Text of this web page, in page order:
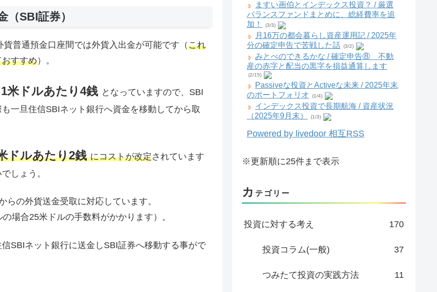
SBI証券）
普通預金口座間では外貨入出金が可能です（これ
すすめ）。
1米ドルあたり4銭 となっていますので、SBI
一旦住信SBIネット銀行へ資金を移動してから取
ドルあたり2銭にコストが改定されています
しょう。
の外貨送金受取に対応しています。
場合25米ドルの手数料がかかります）。
SBIネット銀行に送金しSBI証券へ移動する事がで
ますい画伯とインデックス投資？ / 厳選
バランスファンドまとめに、総経費率を追
加！
(3/3)
月16万の都会暮らし資産運用記 / 2025年
分の確定申告で苦戦した話 (3/2)
みとべのできるかな / 確定申告⑧ 不動
産の赤字と配当の黒字を損益通算します
(2/15)
Passiveな投資とActiveな未来 / 2025年末
のポートフォリオ
(1/4)
インデックス投資で長期航海 / 資産状況
（2025年9月末）
(1/3)
Powered by livedoor 相互RSS
※更新順に25件まで表示
カ テゴリー
投資に対する考え 170
投資コラム(一般) 37
つみたて投資の実践方法 11